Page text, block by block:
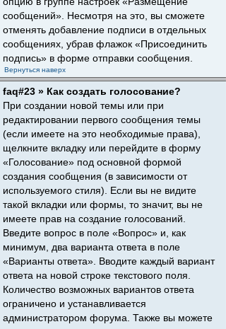
сообщений». Несмотря на это, вы сможете
отменять добавление подписи в отдельных
сообщениях, убрав флажок «Присоединить
подпись» в форме отправки сообщения.
Вернуться наверх
faq#23 » Как создать голосование?
При создании новой темы или при
редактировании первого сообщения темы
(если имеете на это необходимые права),
щелкните вкладку или перейдите в форму
«Голосование» под основной формой
создания сообщения (в зависимости от
используемого стиля). Если вы не видите
такой вкладки или формы, то значит, вы не
имеете прав на создание голосований.
Введите вопрос в поле «Вопрос» и, как
минимум, два варианта ответа в поле
«Варианты ответа». Вводите каждый вариант
ответа на новой строке текстового поля.
Количество возможных вариантов ответа
ограничено и устанавливается
администратором форума. Также вы можете